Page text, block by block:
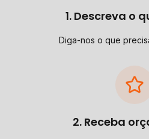
1. Descreva o
Diga-nos o que
2. Receba